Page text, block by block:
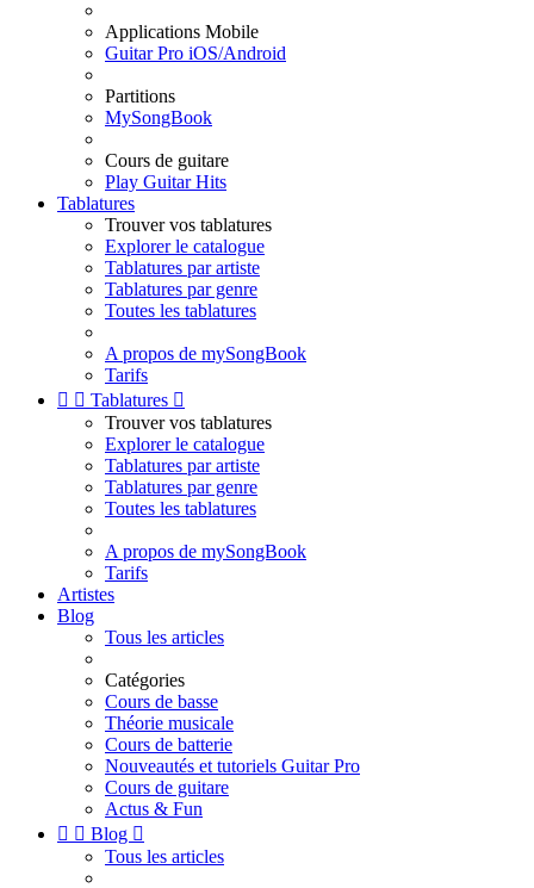
Applications Mobile
Guitar Pro iOS/Android
Partitions
MySongBook
Cours de guitare
Play Guitar Hits
Tablatures
Trouver vos tablatures
Explorer le catalogue
Tablatures par artiste
Tablatures par genre
Toutes les tablatures
A propos de mySongBook
Tarifs
  Tablatures 
Trouver vos tablatures
Explorer le catalogue
Tablatures par artiste
Tablatures par genre
Toutes les tablatures
A propos de mySongBook
Tarifs
Artistes
Blog
Tous les articles
Catégories
Cours de basse
Théorie musicale
Cours de batterie
Nouveautés et tutoriels Guitar Pro
Cours de guitare
Actus & Fun
  Blog 
Tous les articles